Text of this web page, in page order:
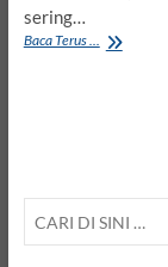
sering…
Baca Terus ... Download
Adobe